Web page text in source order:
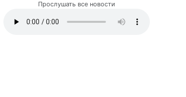
Прослушать все новости